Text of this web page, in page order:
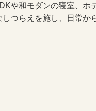
や和モダンの寝室、ホ
つらえを施し、日常か